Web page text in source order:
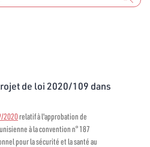
de loi 2020/109 dans
2020relatif à l'approbation de
à la convention n° 187
pour la sécurité et la santé au